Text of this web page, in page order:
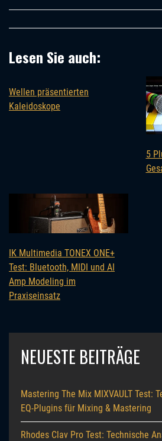
Lesen Sie auch:
Wellen präsentierten
Kaleidoskope
5
IK Multimedia TONEX ONE+
Test: Bluetooth, MIDI und AI
Amp Modeling im
Praxiseinsatz
NEUESTE BEITRÄGE
Mastering The Mix MIXVAULT Test:
EQ-Plugins für Mixing & Mastering
Rhodes Clav Pro Test: Technische